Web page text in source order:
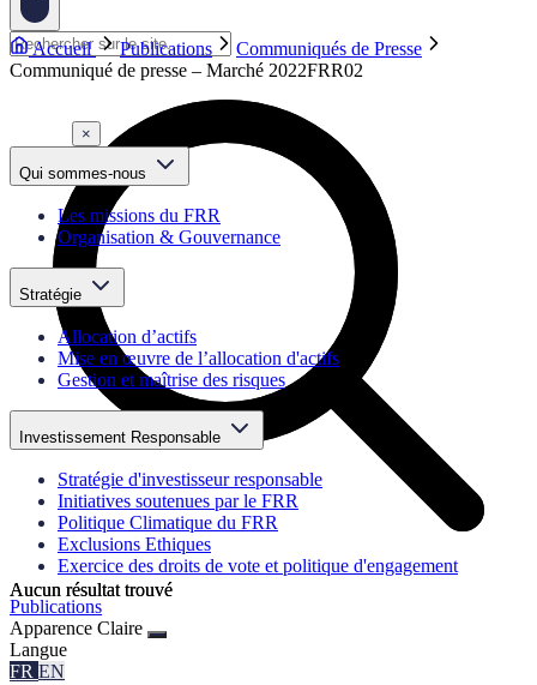
Aucun résultat trouvé
Aucun résultat trouvé
Accueil Publications
Communiqués de Presse
Communiqué de presse – Marché 2022FRR02
×
Qui sommes-nous
Les missions du FRR
Organisation & Gouvernance
Stratégie
Allocation d’actifs
Mise en œuvre de l’allocation d'actifs
Gestion et maîtrise des risques
Investissement Responsable
Stratégie d'investisseur responsable
Initiatives soutenues par le FRR
Politique Climatique du FRR
Exclusions Ethiques
Exercice des droits de vote et politique d'engagement
Publications
Apparence Claire
Langue
FR EN